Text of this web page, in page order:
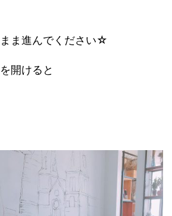
ま進んでください☆
開けると